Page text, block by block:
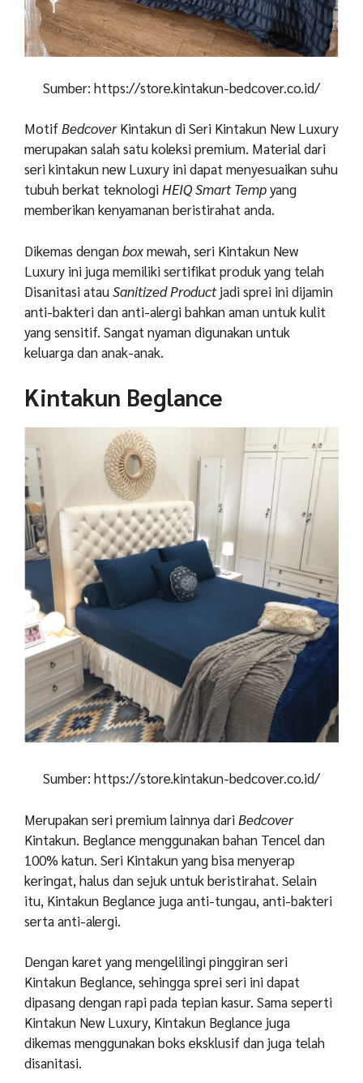
Sumber: https://store.kintakun-bedcover.co.id/
MotifBedcoverKintakun di Seri Kintakun New Luxury
merupakan salah satu koleksi premium. Material dari
seri kintakun new Luxury ini dapat menyesuaikan suhu
tubuh berkat teknologiHEIQ Smart Tempyang
memberikan kenyamanan beristirahat anda.
Dikemas denganboxmewah, seri Kintakun New
Luxury ini juga memiliki sertifikat produk yang telah
Disanitasi atauSanitized Productjadi sprei ini dijamin
anti-bakteri dan anti-alergi bahkan aman untuk kulit
yang sensitif. Sangat nyaman digunakan untuk
keluarga dan anak-anak.
Kintakun Beglance
Sumber: https://store.kintakun-bedcover.co.id/
Merupakan seri premium lainnya dariBedcover
Kintakun. Beglance menggunakan bahan Tencel dan
100% katun. Seri Kintakun yang bisa menyerap
keringat, halus dan sejuk untuk beristirahat. Selain
itu, Kintakun Beglance juga anti-tungau, anti-bakteri
serta anti-alergi.
Dengan karet yang mengelilingi pinggiran seri
Kintakun Beglance, sehingga sprei seri ini dapat
dipasang dengan rapi pada tepian kasur. Sama seperti
Kintakun New Luxury, Kintakun Beglance juga
dikemas menggunakan boks eksklusif dan juga telah
disanitasi.